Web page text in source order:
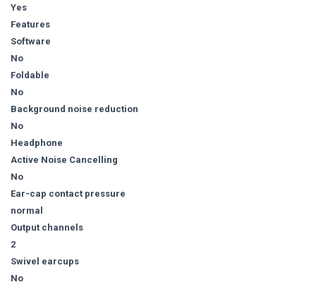
Yes
Features
Software
No
Foldable
No
Background noise reduction
No
Headphone
Active Noise Cancelling
No
Ear-cap contact pressure
normal
Output channels
2
Swivel earcups
No